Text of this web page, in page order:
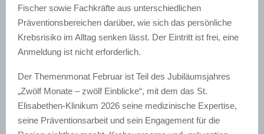
Fischer sowie Fachkräfte aus unterschiedlichen
Präventionsbereichen darüber, wie sich das persönliche
Krebsrisiko im Alltag senken lässt. Der Eintritt ist frei, eine
Anmeldung ist nicht erforderlich.
Der Themenmonat Februar ist Teil des Jubiläumsjahres
„Zwölf Monate – zwölf Einblicke“, mit dem das St.
Elisabethen-Klinikum 2026 seine medizinische Expertise,
seine Präventionsarbeit und sein Engagement für die